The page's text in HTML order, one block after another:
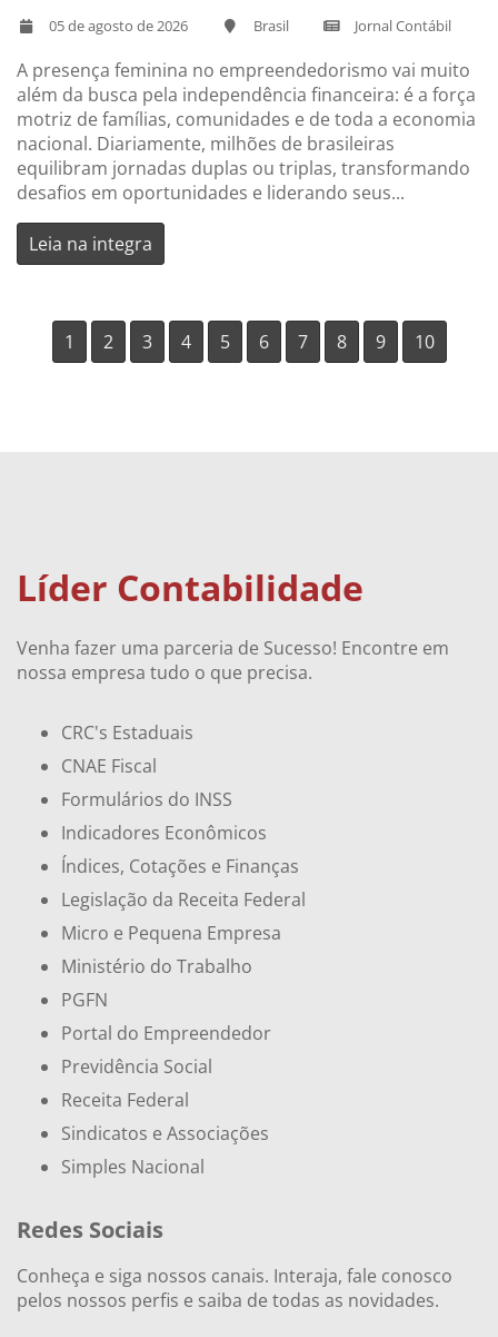
05 de agosto de 2026 Brasil Jornal Contábil
A presença feminina no empreendedorismo vai muito
além da busca pela independência financeira: é a força
motriz de famílias, comunidades e de toda a economia
nacional. Diariamente, milhões de brasileiras
equilibram jornadas duplas ou triplas, transformando
desafios em oportunidades e liderando seus...
Leia na integra
1 2 3 4 5 6 7 8 9 10
Líder Contabilidade
Venha fazer uma parceria de Sucesso! Encontre em
nossa empresa tudo o que precisa.
CRC's Estaduais
CNAE Fiscal
Formulários do INSS
Indicadores Econômicos
Índices, Cotações e Finanças
Legislação da Receita Federal
Micro e Pequena Empresa
Ministério do Trabalho
PGFN
Portal do Empreendedor
Previdência Social
Receita Federal
Sindicatos e Associações
Simples Nacional
Redes Sociais
Conheça e siga nossos canais. Interaja, fale conosco
pelos nossos perfis e saiba de todas as novidades.